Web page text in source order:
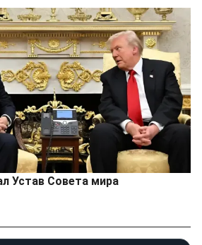
Устав Совета мира